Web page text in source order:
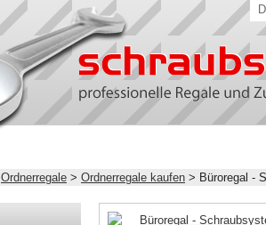
Ordnerregale > Ordnerregale kaufen > Büroregal -